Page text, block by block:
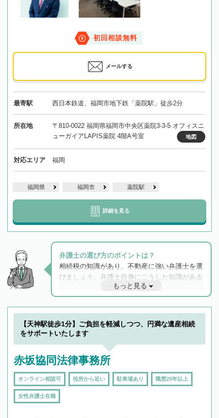
初回相談無料
メールする
最寄駅 西日本鉄道、福岡市地下鉄「薬院駅」徒歩2分
所在地
〒810-0022 福岡県福岡市中央区薬院3-3-5 オフィスニ
ューガイアLAPIS薬院 4階A号室
地図
対応エリア 福岡
福岡県 福岡市 薬院駅
詳細を見る
弁護士の選び方のポイントは？
相続税の知識があり、不動産に強い弁護士を選
びましょう。弁護士自身にこうした知識がある
と他士業との連携もスムーズに進み、トラブル
解決のみならず相続をトータルで任せることが
できます。また、相続は感情がからむ分野なの
でフィーリングも重要です。実際に電話や面談
で複数の弁護士と会話をしてウマが合う方に依
もっと見る
【天神駅徒歩1分】ご負担を軽減しつつ、円満な遺産相続
をサポートいたします
赤坂協同法律事務所
オンライン相談可 役所から近い 駐車場あり 職歴20年以上
女性弁護士在籍